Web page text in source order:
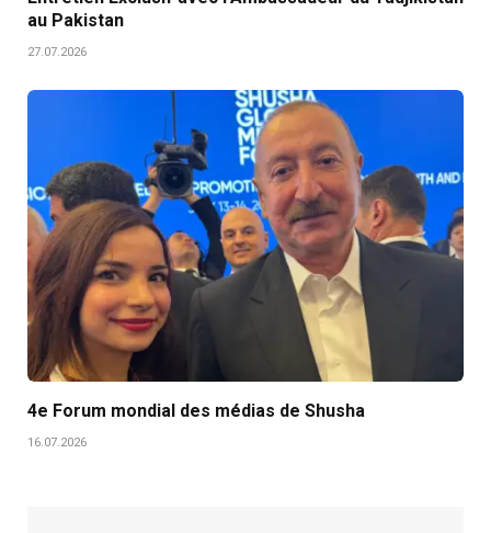
au Pakistan
27.07.2026
4e Forum mondial des médias de Shusha
16.07.2026